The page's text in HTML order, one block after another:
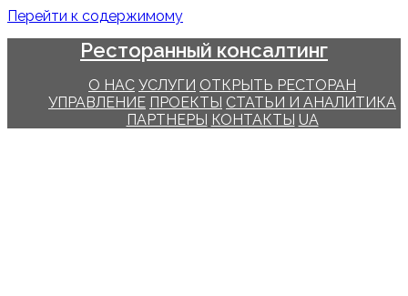
Перейти к содержимому
Ресторанный консалтинг
О НАС УСЛУГИ ОТКРЫТЬ РЕСТОРАН
УПРАВЛЕНИЕ ПРОЕКТЫ СТАТЬИ И АНАЛИТИКА
ПАРТНЕРЫ КОНТАКТЫ UA